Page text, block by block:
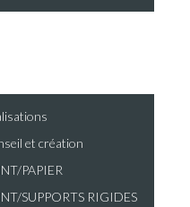
et création
PAPIER
SUPPORTS RIGIDES